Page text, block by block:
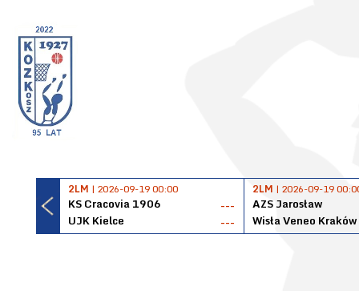
2LM | 2026-09-19 00:00
KS Cracovia 1906
---
UJK Kielce
---
2LM | 2026-09-19
AZS Jarosław
Wisła Veneo Kraków